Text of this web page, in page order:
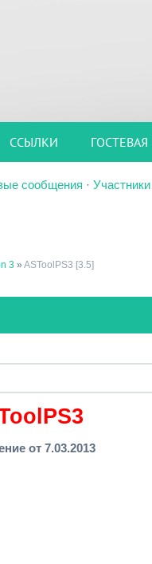
ССЫЛКИ ГОСТЕВАЯ
сообщения · Участники
3 » ASToolPS3 [3.5]
от 7.03.2013